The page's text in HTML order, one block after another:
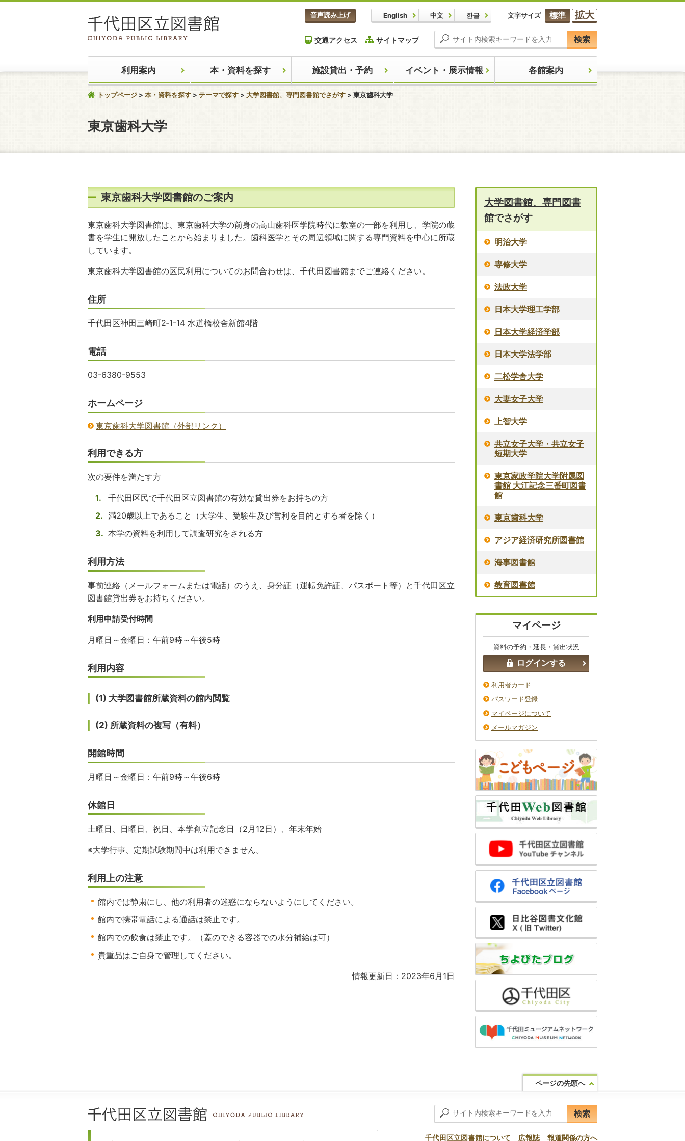
音声読み上げ English 中文 한글 文字サイズ 標準 拡大
交通アクセス サイトマップ 検索
利用案内 本・資料を探す 施設貸出・予約 イベント・展示情報 各館案内
トップページ 本・資料を探す テーマで探す 大学図書館、専門図書館でさがす 東京歯科大学
東京歯科大学
東京歯科大学図書館のご案内
東京歯科大学図書館は、東京歯科大学の前身の高山歯科医学院時代に教室の一部を利用し、学院の蔵
書を学生に開放したことから始まりました。歯科医学とその周辺領域に関する専門資料を中心に所蔵
しています。
東京歯科大学図書館の区民利用についてのお問合わせは、千代田図書館までご連絡ください。
住所
千代田区神田三崎町2‐1-14 水道橋校舎新館4階
電話
03-6380-9553
ホームページ
東京歯科大学図書館（外部リンク）
利用できる方
次の要件を満たす方
千代田区民で千代田区立図書館の有効な貸出券をお持ちの方
満20歳以上であること（大学生、受験生及び営利を目的とする者を除く）
本学の資料を利用して調査研究をされる方
利用方法
事前連絡（メールフォームまたは電話）のうえ、身分証（運転免許証、パスポート等）と千代田区立
図書館貸出券をお持ちください。
利用申請受付時間
月曜日～金曜日：午前9時～午後5時
利用内容
(1) 大学図書館所蔵資料の館内閲覧
(2) 所蔵資料の複写（有料）
開館時間
月曜日～金曜日：午前9時～午後6時
休館日
土曜日、日曜日、祝日、本学創立記念日（2月12日）、年末年始
※大学行事、定期試験期間中は利用できません。
利用上の注意
館内では静粛にし、他の利用者の迷惑にならないようにしてください。
館内で携帯電話による通話は禁止です。
館内での飲食は禁止です。（蓋のできる容器での水分補給は可）
貴重品はご自身で管理してください。
情報更新日：2023年6月1日
大学図書館、専門図書
館でさがす
明治大学
専修大学
法政大学
日本大学理工学部
日本大学経済学部
日本大学法学部
二松学舎大学
大妻女子大学
上智大学
共立女子大学・共立女子
短期大学
東京家政学院大学附属図
書館 大江記念三番町図書
館
東京歯科大学
アジア経済研究所図書館
海事図書館
教育図書館
マイページ
資料の予約・延長・貸出状況
ログインする
利用者カード
パスワード登録
マイページについて
メールマガジン
ページの先頭へ
検索
千代田区立図書館について 広報誌 報道関係の方へ